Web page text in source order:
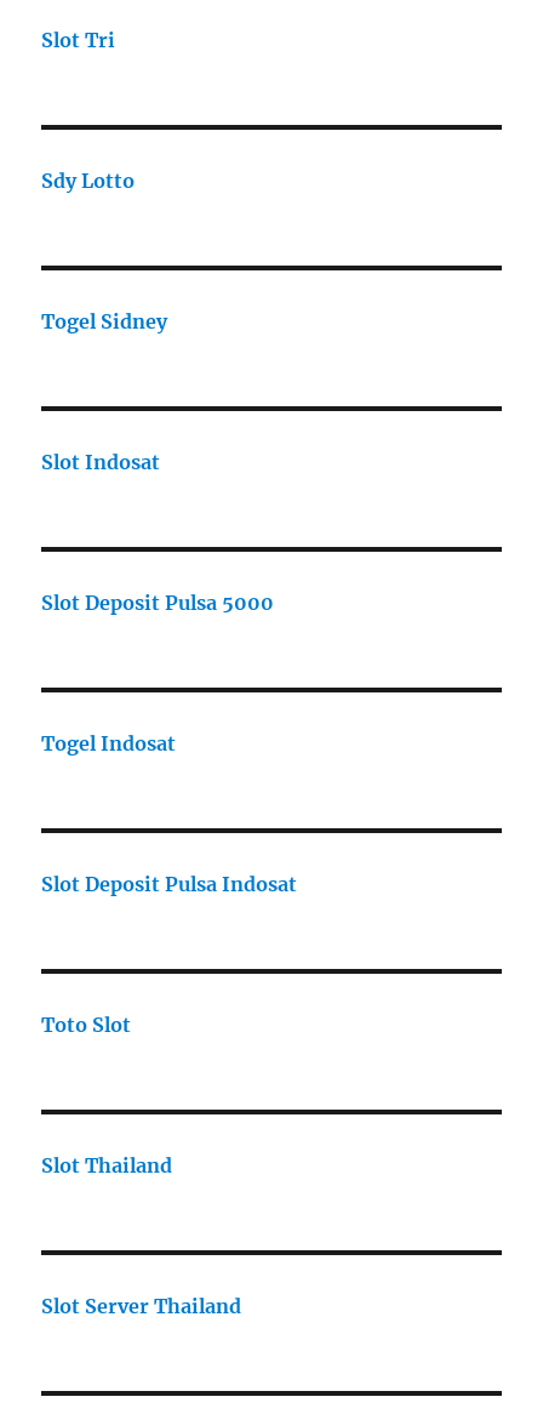
Slot Tri
Sdy Lotto
Togel Sidney
Slot Indosat
Slot Deposit Pulsa 5000
Togel Indosat
Slot Deposit Pulsa Indosat
Toto Slot
Slot Thailand
Slot Server Thailand